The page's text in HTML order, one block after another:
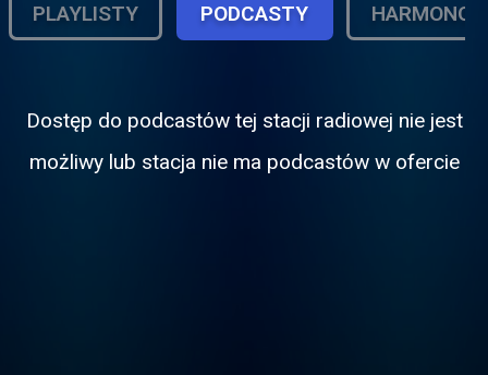
PLAYLISTY PODCASTY
Dostęp do podcastόw tej stacji radiowej nie jest
możliwy lub stacja nie ma podcastόw w ofercie